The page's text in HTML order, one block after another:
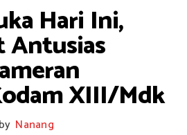
Hari Ini,
Antusias
XIII/Mdk
by Nanang